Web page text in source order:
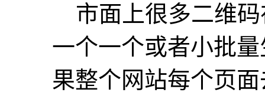
市面上很多二维码
一个一个或者小批
果整个网站每个页